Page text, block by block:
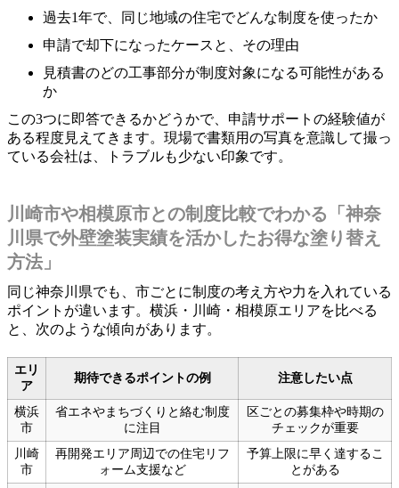
過去1年で、同じ地域の住宅でどんな制度を使ったか
申請で却下になったケースと、その理由
見積書のどの工事部分が制度対象になる可能性がある
か
この3つに即答できるかどうかで、申請サポートの経験値が
ある程度見えてきます。現場で書類用の写真を意識して撮っ
ている会社は、トラブルも少ない印象です。
川崎市や相模原市との制度比較でわかる「神奈
川県で外壁塗装実績を活かしたお得な塗り替え
方法」
同じ神奈川県でも、市ごとに制度の考え方や力を入れている
ポイントが違います。横浜・川崎・相模原エリアを比べる
と、次のような傾向があります。
エリ
ア
期待できるポイントの例 注意したい点
横浜
市
省エネやまちづくりと絡む制度
に注目
区ごとの募集枠や時期の
チェックが重要
川崎
市
再開発エリア周辺での住宅リフ
ォーム支援など
予算上限に早く達するこ
とがある